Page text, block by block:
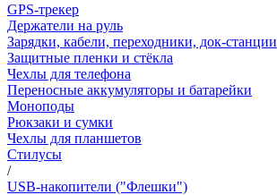
GPS-трекер
Держатели на руль
Зарядки, кабели, переходники, док-станции
Защитные пленки и стёкла
Чехлы для телефона
Переносные аккумуляторы и батарейки
Моноподы
Рюкзаки и сумки
Чехлы для планшетов
Стилусы
/
USB-накопители ("Флешки")